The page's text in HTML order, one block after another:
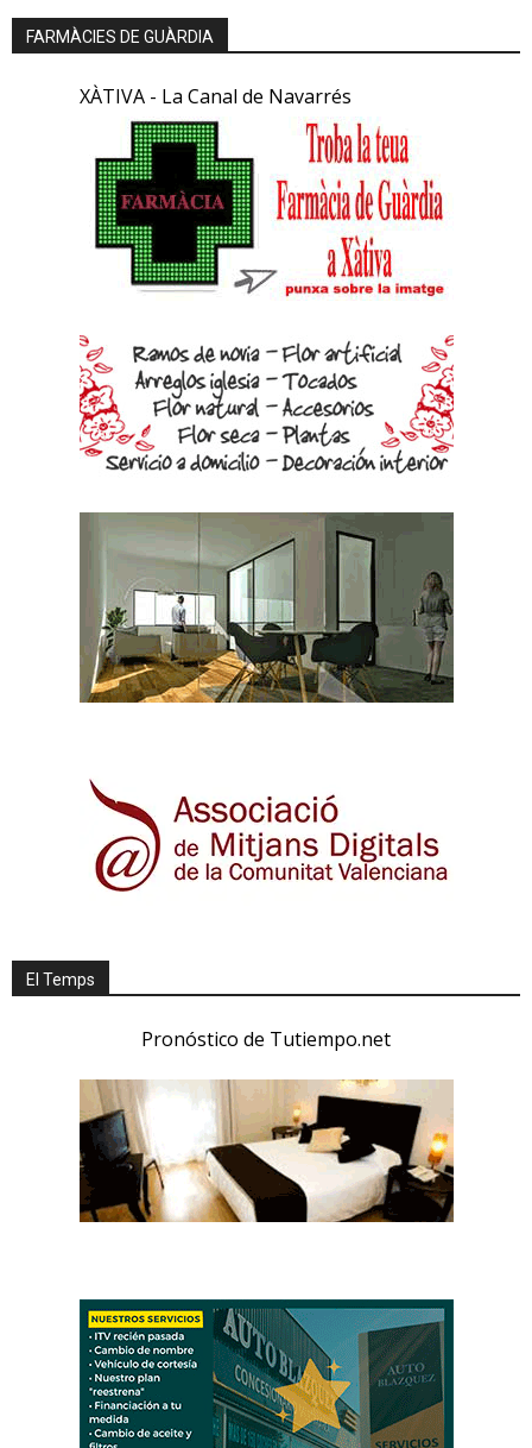
FARMÀCIES DE GUÀRDIA
XÀTIVA - La Canal de Navarrés
El Temps
Pronóstico de Tutiempo.net